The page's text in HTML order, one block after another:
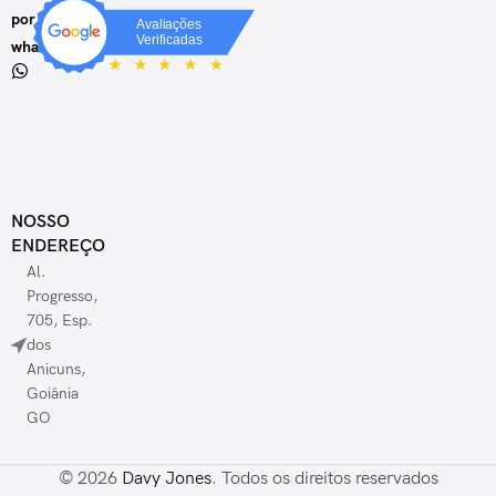
por
whatsapp
NOSSO
ENDEREÇO
Al.
Progresso,
705, Esp.
dos
Anicuns,
Goiânia
GO
© 2026 Davy Jones. Todos os direitos reservados